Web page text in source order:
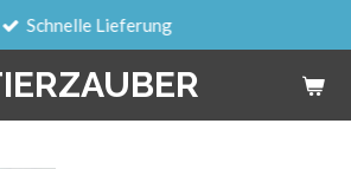
Schnelle Lieferung